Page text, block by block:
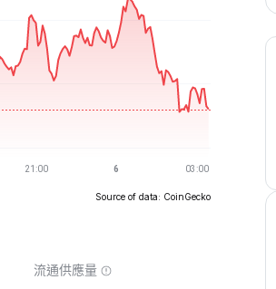
Source of data: CoinGecko
流通供應量